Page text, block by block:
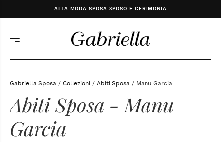
ALTA MODA SPOSA SPOSO E CERIMONIA
Gabriella Sposa / Collezioni / Abiti Sposa / Manu Garcia
Abiti Sposa - Manu
Garcia